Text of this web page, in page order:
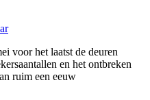
voor het laatst de deuren
en het ontbreken
ruim een eeuw